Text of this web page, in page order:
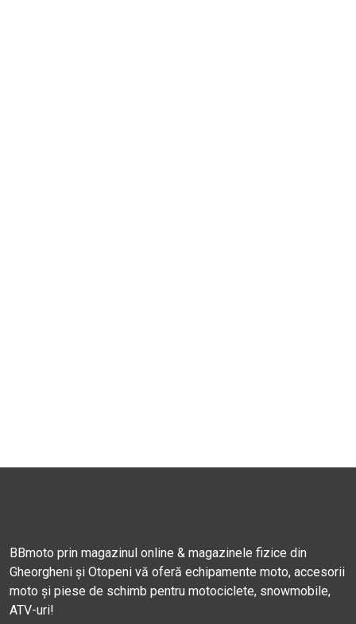
BBmoto prin magazinul online & magazinele fizice din
Gheorgheni și Otopeni vă oferă echipamente moto, accesorii
moto și piese de schimb pentru motociclete, snowmobile,
ATV-uri!